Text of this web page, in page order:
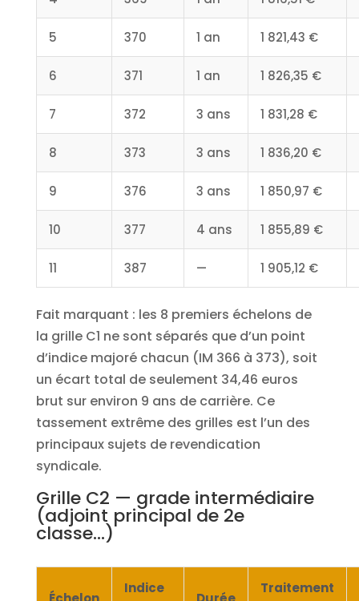
5 370 1 an 1 821,43 €
6 371 1 an 1 826,35 €
7 372 3 ans 1 831,28 €
8 373 3 ans 1 836,20 €
9 376 3 ans 1 850,97 €
10 377 4 ans 1 855,89 €
11 387 — 1 905,12 €
Fait marquant : les 8 premiers échelons de
la grille C1 ne sont séparés que d’un point
d’indice majoré chacun (IM 366 à 373), soit
un écart total de seulement 34,46 euros
brut sur environ 9 ans de carrière. Ce
tassement extrême des grilles est l’un des
principaux sujets de revendication
syndicale.
Grille C2 — grade intermédiaire
(adjoint principal de 2e
classe…)
Indice
Traitement